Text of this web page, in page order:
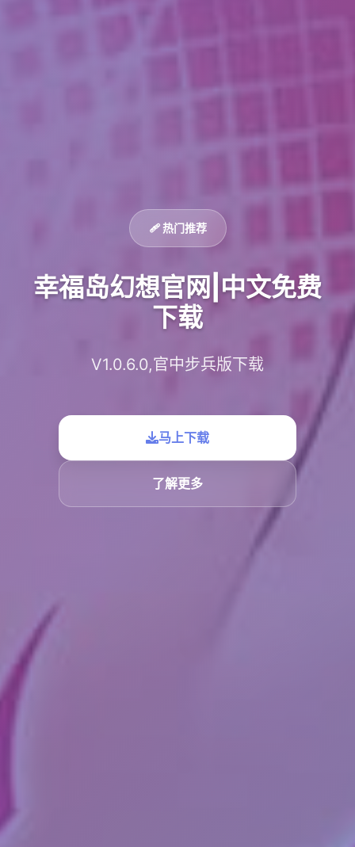
🩹 热门推荐
幸福岛幻想官网|中文免费
下载
V1.0.6.0,官中步兵版下载
马上下载
了解更多